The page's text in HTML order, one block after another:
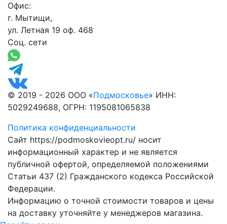
Офис:
г. Мытищи,
ул. Летная 19 оф. 468
Соц. сети
© 2019 - 2026 ООО «Подмосковье» ИНН:
5029249688, ОГРН: 1195081065838
Политика конфиденциальности
Сайт https://podmoskovieopt.ru/ носит
информационный характер и не является
публичной офертой, определяемой положениями
Статьи 437 (2) Гражданского кодекса Российской
Федерации.
Информацию о точной стоимости товаров и цены
на доставку уточняйте у менеджеров магазина.